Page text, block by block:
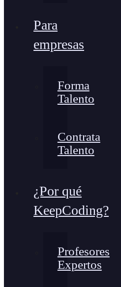
Para
empresas
Forma
Talento
Contrata
Talento
¿Por qué
KeepCoding?
Profesores
Expertos